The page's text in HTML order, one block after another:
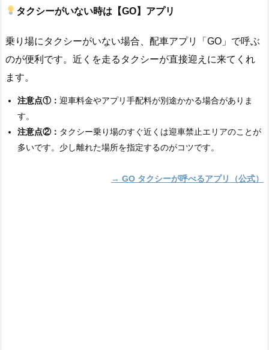
タクシーがいない時は【GO】アプリ
乗り場にタクシーがいない場合、配車アプリ「GO」で呼ぶ
のが便利です。近くを走るタクシーが直接迎えに来てくれ
ます。
注意点①： 迎車料金やアプリ手配料が別途かかる場合がありま
す。
注意点②： タクシー乗り場のすぐ近くは迎車禁止エリアのことが
多いです。少し離れた場所を指定するのがコツです。
→ GO タクシーが呼べるアプリ（公式）